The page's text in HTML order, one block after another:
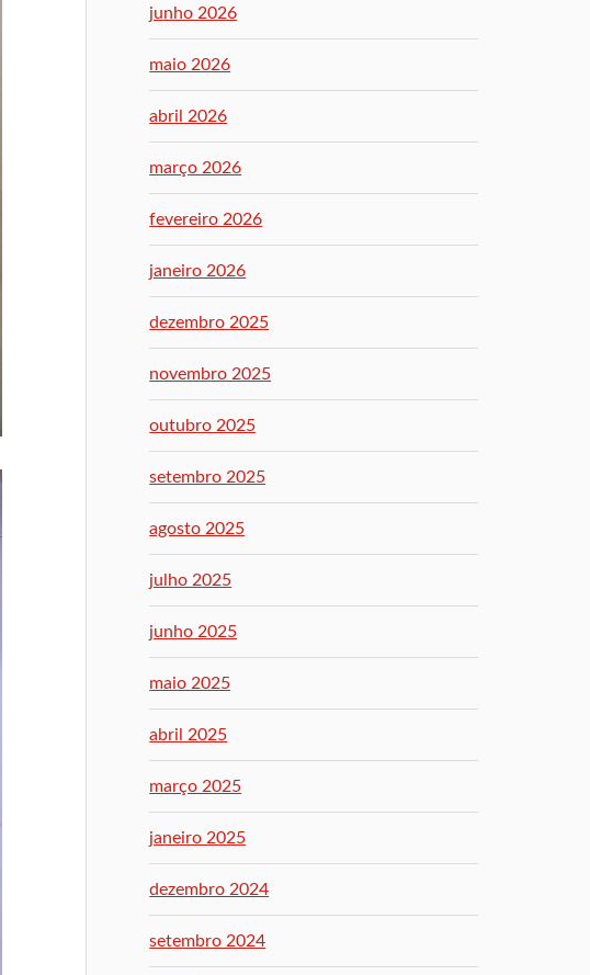
junho 2026
maio 2026
abril 2026
março 2026
fevereiro 2026
janeiro 2026
dezembro 2025
novembro 2025
outubro 2025
setembro 2025
agosto 2025
julho 2025
junho 2025
maio 2025
abril 2025
março 2025
janeiro 2025
dezembro 2024
setembro 2024